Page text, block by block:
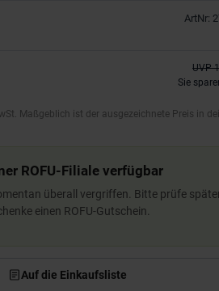
ArtNr:
UVP
Sie
Maßgeblich ist der ausgezeichnete Preis in
ROFU-Filiale verfügbar
überall vergriffen. Bitte prüfe
einen ROFU-Gutschein.
Auf die Einkaufsliste